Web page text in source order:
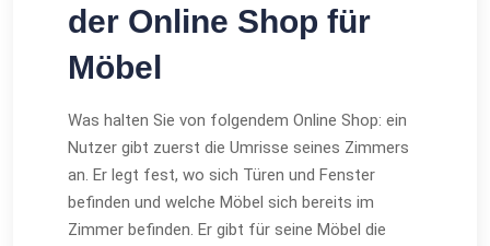
der Online Shop für
Möbel
Was halten Sie von folgendem Online Shop: ein
Nutzer gibt zuerst die Umrisse seines Zimmers
an. Er legt fest, wo sich Türen und Fenster
befinden und welche Möbel sich bereits im
Zimmer befinden. Er gibt für seine Möbel die